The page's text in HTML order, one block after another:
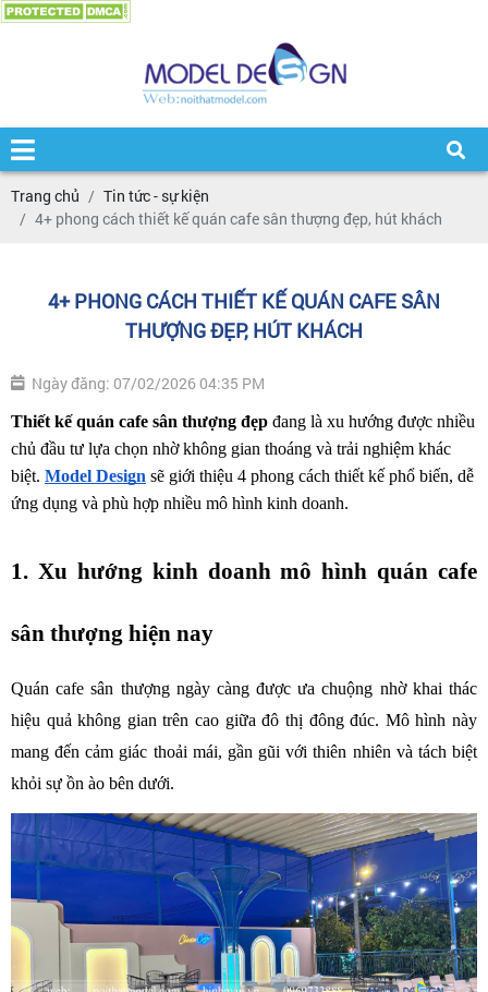
Trang chủ
Tin tức - sự kiện
4+ phong cách thiết kế quán cafe sân thượng đẹp, hút khách
4+ PHONG CÁCH THIẾT KẾ QUÁN CAFE SÂN
THƯỢNG ĐẸP, HÚT KHÁCH
Ngày đăng: 07/02/2026 04:35 PM
Thiết kế quán cafe sân thượng đẹp đang là xu hướng được nhiều
chủ đầu tư lựa chọn nhờ không gian thoáng và trải nghiệm khác
biệt. Model Design sẽ giới thiệu 4 phong cách thiết kế phổ biến, dễ
ứng dụng và phù hợp nhiều mô hình kinh doanh.
1. Xu hướng kinh doanh mô hình quán cafe
sân thượng hiện nay
Quán cafe sân thượng ngày càng được ưa chuộng nhờ khai thác
hiệu quả không gian trên cao giữa đô thị đông đúc. Mô hình này
mang đến cảm giác thoải mái, gần gũi với thiên nhiên và tách biệt
khỏi sự ồn ào bên dưới.